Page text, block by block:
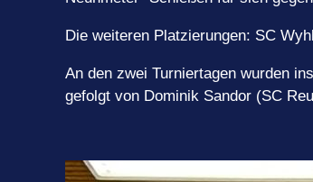
Die weiteren Platzierungen: SC
An den zwei Turniertagen wurden
gefolgt von Dominik Sandor (SC